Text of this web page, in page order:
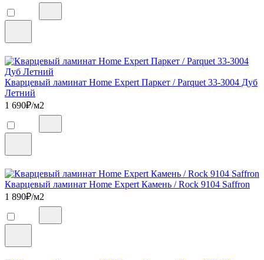
Кварцевый ламинат Home Expert Паркет / Parquet 33-3004 Дуб
Летний
1 690₽/м2
Кварцевый ламинат Home Expert Камень / Rock 9104 Saffron
1 890₽/м2